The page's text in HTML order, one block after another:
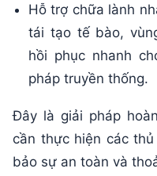
Hỗ trợ chữa lành
tái tạo tế bào,
hồi phục nhanh
pháp truyền thống.
Đây là giải pháp
cần thực hiện các
bảo sự an toàn và